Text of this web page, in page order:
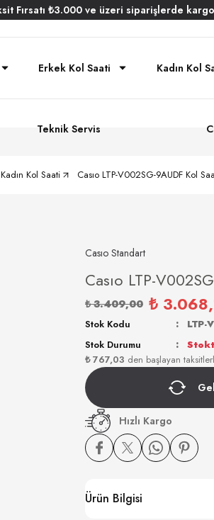
Fırsatı ₺3.000 ve üzeri siparişlerde
Erkek Kol Saati Kadın Kol
Teknik Servis
Kadın Kol Saati Casıo LTP-V002SG-9AUDF Kol
Casıo Standart
Casıo LTP-
₺ 3.409,00 ₺
₺ 767,03 den başlayan
Stok Kodu
LTP-
Stok Durumu
Hızlı Kargo
Ürün Bilgisi